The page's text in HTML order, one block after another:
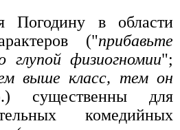
Погодину в области
("прибавьте
глупой физиогномии";
выше класс, тем он
для
комедийных